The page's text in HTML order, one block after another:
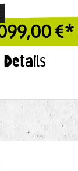
€*
Details